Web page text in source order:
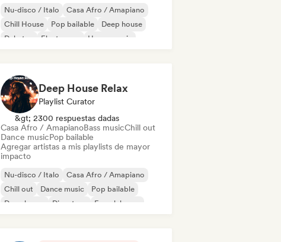
Nu-disco / Italo
Casa Afro / Amapiano
Chill House
Pop bailable
Deep house
Dubstep
Electropop House music
Deep House Relax
Playlist Curator
&gt; 2300 respuestas dadas
Casa Afro / AmapianoBass musicChill out
Dance musicPop bailable
Agregar artistas a mis playlists de mayor
impacto
Nu-disco / Italo
Casa Afro / Amapiano
Chill out
Dance music
Pop bailable
Deep house
Discoteca French house